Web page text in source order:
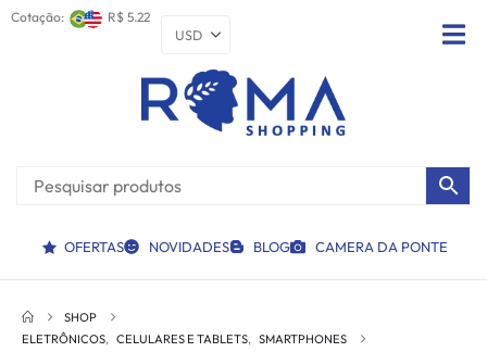
Cotação: R$ 5.22
OFERTAS NOVIDADES BLOG CAMERA DA PONTE
SHOP
ELETRÔNICOS, CELULARES E TABLETS, SMARTPHONES